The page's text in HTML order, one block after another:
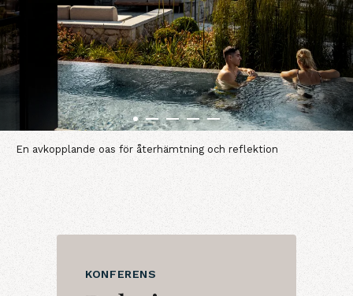
En avkopplande oas för återhämtning och reflektion
KONFERENS